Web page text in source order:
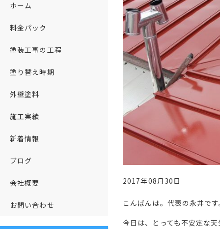
2017年08月30日
こんばんは。代表の永井で
今日は、とっても不安定な
ホーム
料金パック
塗装工事の工程
塗り替え時期
外壁塗料
施工実績
新着情報
ブログ
会社概要
お問い合わせ